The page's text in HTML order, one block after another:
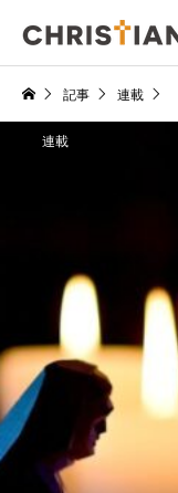
記事 連載
連載